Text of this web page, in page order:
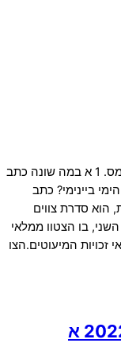
ממן 13 – מאפייני המדינה האבסוליטית שאלה מס. 1 א במה שונה כתב
ביינימי? כתב
צו הסובלנות, הוא סדרת צווים
בו הצטוו ממלאי
זכויות המיעוטים.הצו